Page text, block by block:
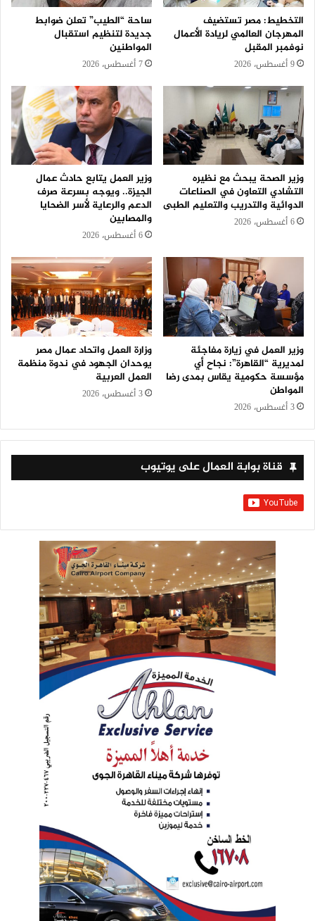
التخطيط: مصر تستضيف
المهرجان العالمي لريادة الأعمال
نوفمبر المقبل
9 أغسطس، 2026
ساحة “الطيب” تعلن ضوابط
جديدة لتنظيم استقبال
المواطنين
7 أغسطس، 2026
وزير الصحة يبحث مع نظيره
التشادي التعاون في الصناعات
الدوائية والتدريب والتعليم الطبى
6 أغسطس، 2026
وزير العمل يتابع حادث عمال
الجيزة.. ويوجه بسرعة صرف
الدعم والرعاية لأسر الضحايا
والمصابين
6 أغسطس، 2026
وزير العمل في زيارة مفاجئة
لمديرية “القاهرة”: نجاح أي
مؤسسة حكومية يقاس بمدى رضا
المواطن
3 أغسطس، 2026
وزارة العمل واتحاد عمال مصر
يوحدان الجهود في ندوة منظمة
العمل العربية
3 أغسطس، 2026
قناة بوابة العمال على يوتيوب